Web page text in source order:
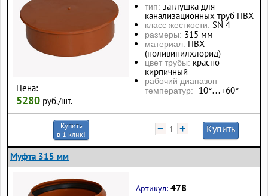
Цена:
5280 руб./шт.
тип: заглушка для
канализационных труб ПВХ
класс жесткости: SN 4
размеры: 315 мм
материал: ПВХ
(поливинилхлорид)
цвет трубы: красно-
кирпичный
рабочий диапазон
температур: -10°…+60°
Купить
в 1 клик!
− + Купить
Муфта 315 мм
Артикул: 478